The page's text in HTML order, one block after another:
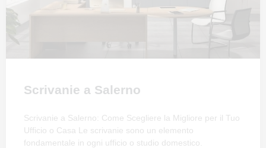
Scrivanie a Salerno
Scrivanie a Salerno: Come Scegliere la Migliore per il Tuo
Ufficio o Casa Le scrivanie sono un elemento
fondamentale in ogni ufficio o studio domestico.